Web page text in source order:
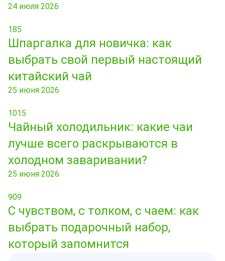
24 июля 2026
185
Шпаргалка для новичка: как
выбрать свой первый настоящий
китайский чай
25 июня 2026
1015
Чайный холодильник: какие чаи
лучше всего раскрываются в
холодном заваривании?
25 июня 2026
909
С чувством, с толком, с чаем: как
выбрать подарочный набор,
который запомнится